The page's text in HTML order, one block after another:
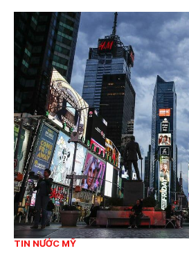
TIN NƯỚC MỸ